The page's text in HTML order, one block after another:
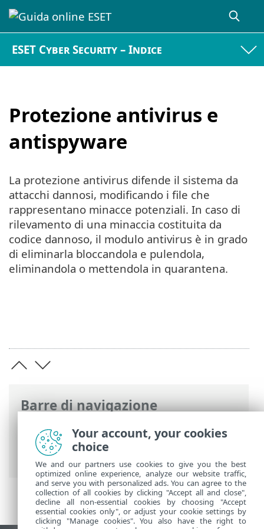
ESET Cyber Security – Indice
Protezione antivirus e
antispyware
Barre di navigazione
Guida online ESET>ESET Cyber Security
Utilizzo di ESET Cyber Security
Protezione antivirus e antispyware
La protezione antivirus difende il sistema da
attacchi dannosi, modificando i file che
rappresentano minacce potenziali. In caso di
rilevamento di una minaccia costituita da
codice dannoso, il modulo antivirus è in grado
di eliminarla bloccandola e pulendola,
eliminandola o mettendola in quarantena.
Your account, your cookies
choice
We and our partners use cookies to give you the best
optimized online experience, analyze our website traffic,
and serve you with personalized ads. You can agree to the
collection of all cookies by clicking "Accept all and close",
decline all non-essential cookies by choosing "Accept
essential cookies only", or adjust your cookie settings by
clicking "Manage cookies". You also have the right to